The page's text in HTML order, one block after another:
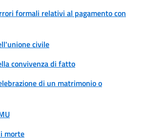
formali relativi al pagamento con
civile
convivenza di fatto
di un matrimonio o
morte